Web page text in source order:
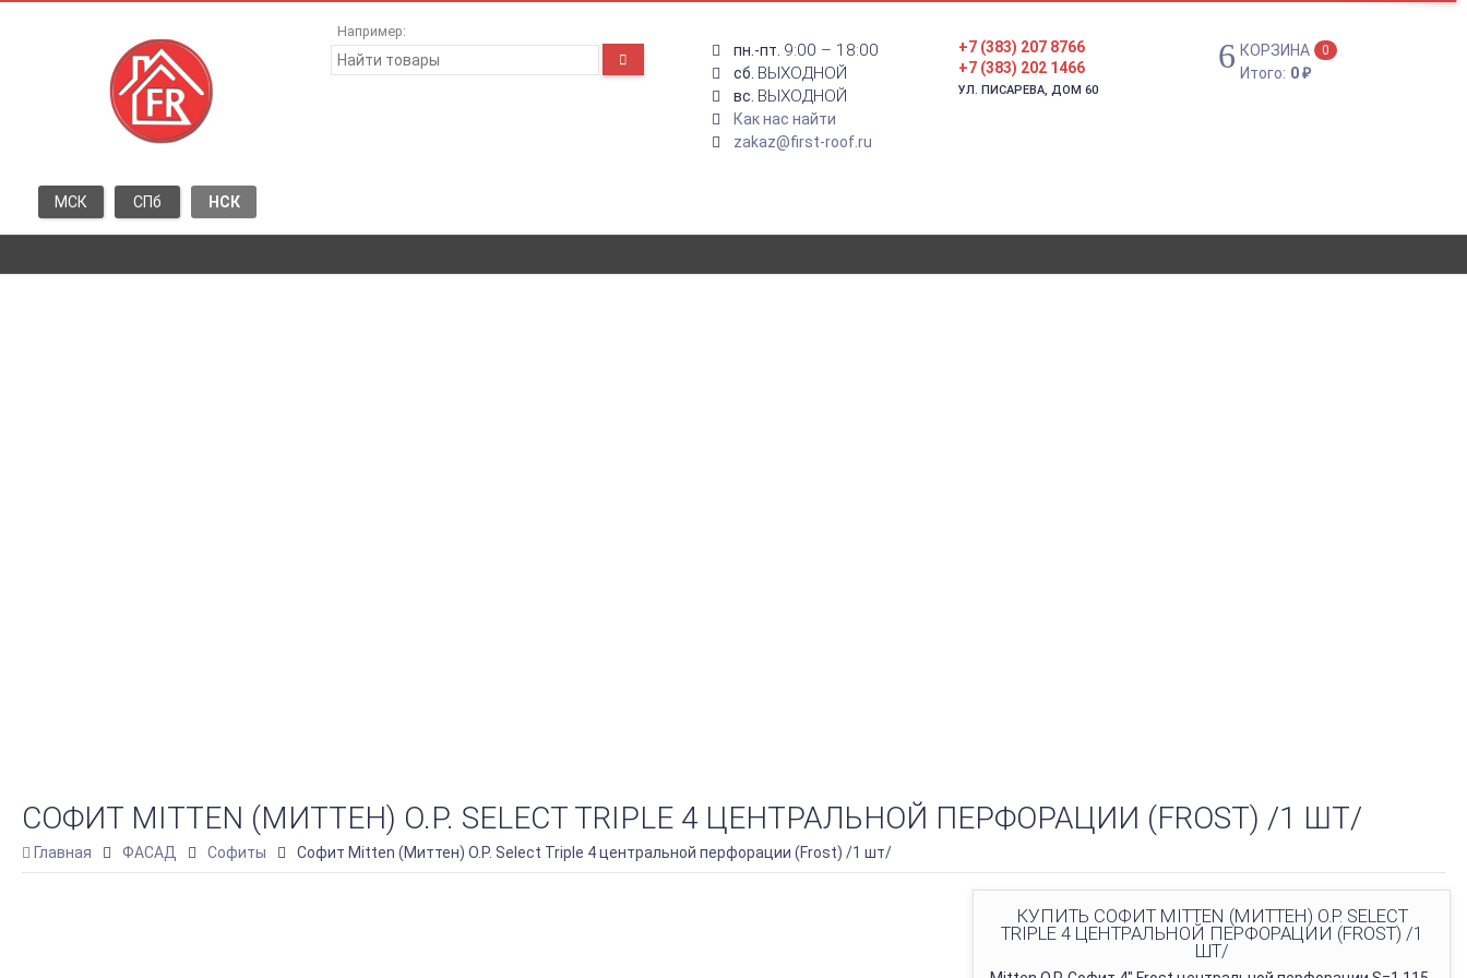
МСК СПб НСК
Например:
пн.-пт. 9:00 – 18:00
сб. ВЫХОДНОЙ
вс. ВЫХОДНОЙ
Как нас найти
zakaz@first-roof.ru
+7 (383) 207 8766
+7 (383) 202 1466
УЛ. ПИСАРЕВА, ДОМ 60
КОРЗИНА 0
Итого: 0₽
СОФИТ MITTEN (МИТТЕН) O.P. SELECT TRIPLE 4 ЦЕНТРАЛЬНОЙ ПЕРФОРАЦИИ (FROST) /1 ШТ/
Главная ФАСАД Софиты Софит Mitten (Миттен) O.P. Select Triple 4 центральной перфорации (Frost) /1 шт/
КУПИТЬ СОФИТ MITTEN (МИТТЕН) O.P. SELECT
TRIPLE 4 ЦЕНТРАЛЬНОЙ ПЕРФОРАЦИИ (FROST) /1
ШТ/